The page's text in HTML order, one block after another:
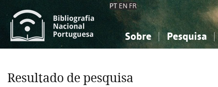
PT EN FR
Sobre Pesquisa
Ciências sociais...
Ciências sociais...
Resultado de pesquisa